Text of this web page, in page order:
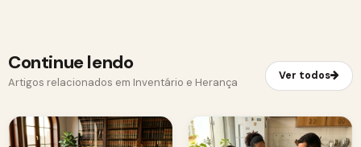
Continue lendo
Artigos relacionados em Inventário e Herança
Ver todos